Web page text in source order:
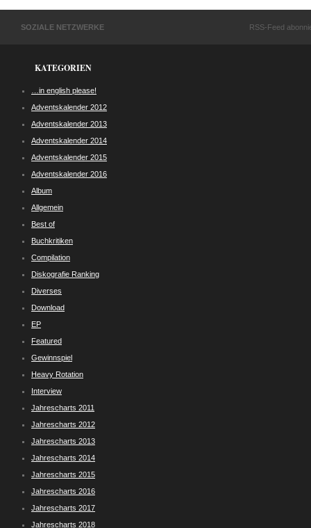
SOZIALE NETZWERKE RSS-Feed
KATEGORIEN
…in english please!
Adventskalender 2012
Adventskalender 2013
Adventskalender 2014
Adventskalender 2015
Adventskalender 2016
Album
Allgemein
Best of
Buchkritiken
Compilation
Diskografie Ranking
Diverses
Download
EP
Featured
Gewinnspiel
Heavy Rotation
Interview
Jahrescharts 2011
Jahrescharts 2012
Jahrescharts 2013
Jahrescharts 2014
Jahrescharts 2015
Jahrescharts 2016
Jahrescharts 2017
Jahrescharts 2018